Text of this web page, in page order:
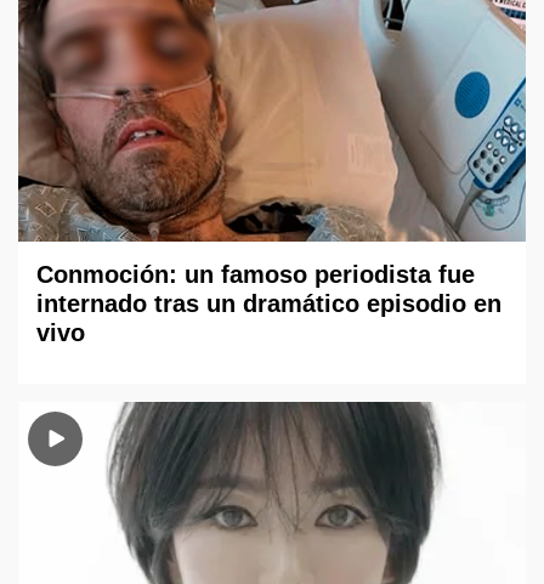
Conmoción: un famoso periodista fue
internado tras un dramático episodio en
vivo